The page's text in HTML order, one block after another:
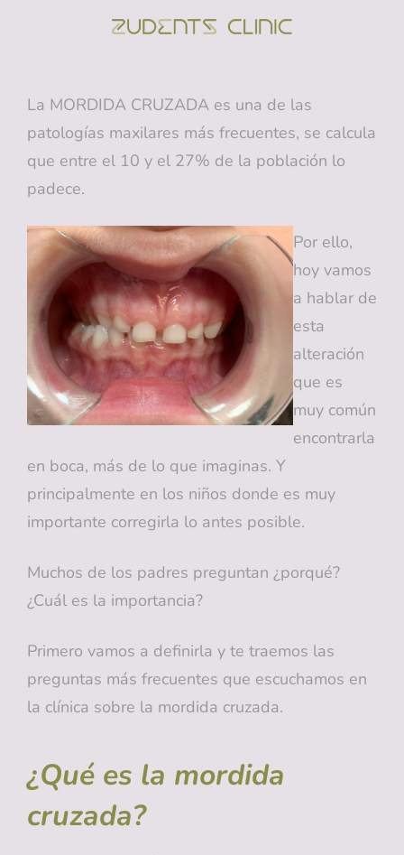
La MORDIDA CRUZADA es una de las
patologías maxilares más frecuentes, se calcula
que entre el 10 y el 27% de la población lo
padece.
Por ello,
hoy vamos
a hablar de
esta
alteración
que es
muy común
encontrarla
en boca, más de lo que imaginas. Y
principalmente en los niños donde es muy
importante corregirla lo antes posible.
Muchos de los padres preguntan ¿porqué?
¿Cuál es la importancia?
Primero vamos a definirla y te traemos las
preguntas más frecuentes que escuchamos en
la clínica sobre la mordida cruzada.
¿Qué es la mordida
cruzada?